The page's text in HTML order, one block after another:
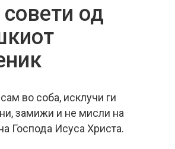
од
во соба, исклучи ги
замижи и не мисли на
Господа Исуса Христа.